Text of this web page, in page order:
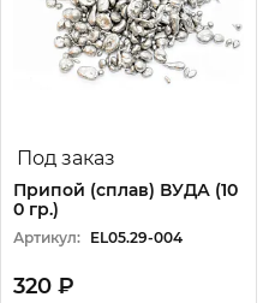
Под заказ
Припой (сплав) ВУДА (10
0 гр.)
Артикул: EL05.29-004
320 ₽